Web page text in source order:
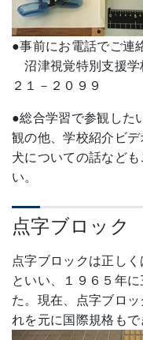
●事前にお電話でご連
沼津視覚特別支援
２１－２０９９
●総合学習で参観した
観の他、学校紹介ビ
犬についての話など
い。
点字ブロック
点字ブロックは正し
といい、１９６５年
た。現在、点字ブロ
れを元に国際規格もで